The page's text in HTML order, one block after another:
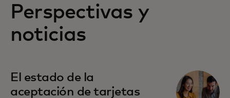
Perspectivas y
noticias
El estado de la
aceptación de tarjetas